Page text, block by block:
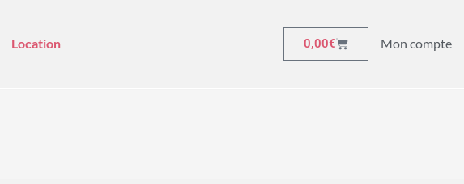
Location 0,00€ Mon compte